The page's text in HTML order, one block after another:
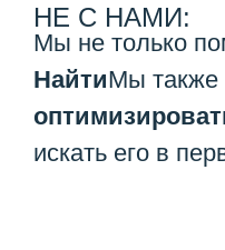
НЕ С НАМИ:
Мы не только
НайтиМы
искать его в